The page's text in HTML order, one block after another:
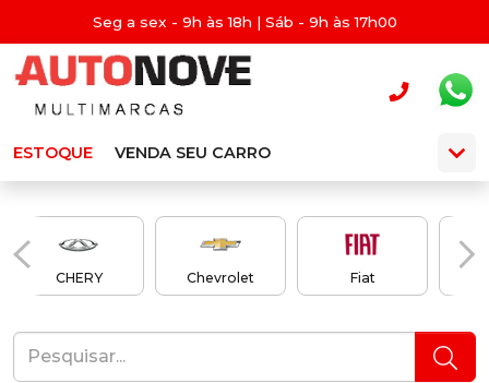
Seg a sex - 9h às 18h | Sáb - 9h às 17h00
ESTOQUE VENDA SEU CARRO
CHERY Chevrolet Fiat